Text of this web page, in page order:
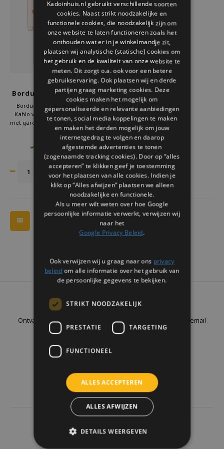
Welke Zwitscherbox past bij jou?
Zwitscherbox als cadeau
Verlichting
Wanddecoratie
Sieraden
Storytiles
Tassen
Kikkerland
Borduren kruissteek mini
Frida Kahlo
Borduren kruissteek mini Frida
Kahlo van Kikkerland. DIY pakket
met garens, ring, naald en patroon.
Creatief cadeau of project voor
beginners. Bestel bij Kado in Huis
en borduur een kleurrijk eerbetoon
aan deze iconische kunstenares.
€7,95
3 OP VOORRAAD
Nieuwsbrief
Ontvang de laatste updates, nieuws en aanbiedingen via email
4441reviews
ENGLISH
Kadoinhuis.nl gebruikt verschillende soorten
cookies. Naast strikt noodzakelijke en
functionele cookies, die noodzakelijk zijn om
onze website te laten functioneren zoals het
onthouden wat er in je winkelmandje zit,
plaatsen wij analytische (statische) cookies om
het gebruik en de kwaliteit van onze website te
meten. Dit zorgt o.a. ook voor een betere
gebruikservaring. Ook plaatsen wij en derde
partijen graag marketing cookies. Deze
cookies maken het mogelijk om
gepersonaliseerde en relevante aanbiedingen
te tonen, social media koppelingen te maken
en maken het derden mogelijk om jouw
internetgedrag te volgen en daarop
afgestemde advertenties te tonen
(zogenaamde tracking cookies). Door op “alles
accepteren” te klikken geef je toestemming
voor het plaatsen van alle cookies. Indien je
klikt op “Alles afwijzen” plaatsen we alleen
noodzakelijke en functionele.
Als u meer wilt weten over hoe Google
persoonlijke informatie verwerkt, verwijzen wij
naar het
Google Privacy Beleid.
Ook verwijzen wij u graag naar ons privacy
beleid om alle informatie over het gebruik van
de persoonlijke gegevens te bekijken.
STRIKT NOODZAKELIJK
PRESTATIE TARGETING
FUNCTIONEEL
ALLES ACCEPTEREN
ALLES AFWIJZEN
DETAILS WEERGEVEN